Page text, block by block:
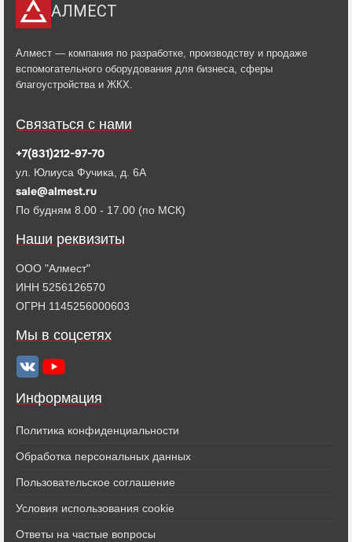
АЛМЕСТ
Алмест — компания по разработке, производству и продаже
вспомогательного оборудования для бизнеса, сферы
благоустройства и ЖКХ.
Информация
Политика конфиденциальности
Обработка персональных данных
Пользовательское соглашение
Условия использования cookie
Ответы на частые вопросы
Связаться с нами
+7(831)212-97-70
ул. Юлиуса Фучика, д. 6А
sale@almest.ru
По будням 8.00 - 17.00 (по МСК)
Наши реквизиты
ООО "Алмест"
ИНН 5256126570
ОГРН 1145256000603
Мы в соцсетях